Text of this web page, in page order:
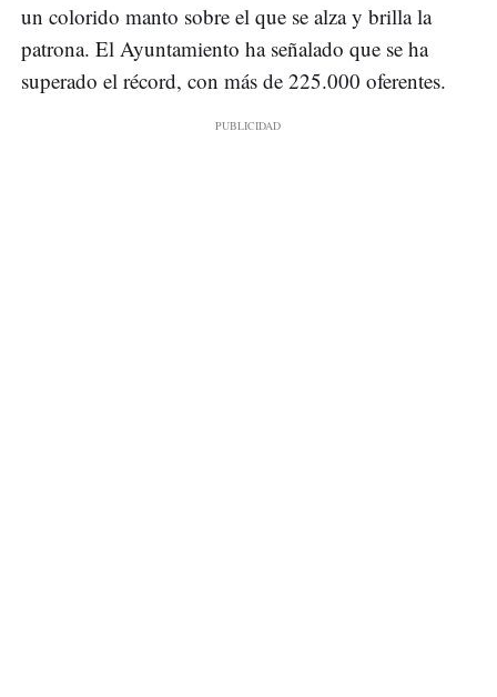
un colorido manto sobre el que se alza y brilla la
patrona. El Ayuntamiento ha señalado que se ha
superado el récord, con más de 225.000 oferentes.